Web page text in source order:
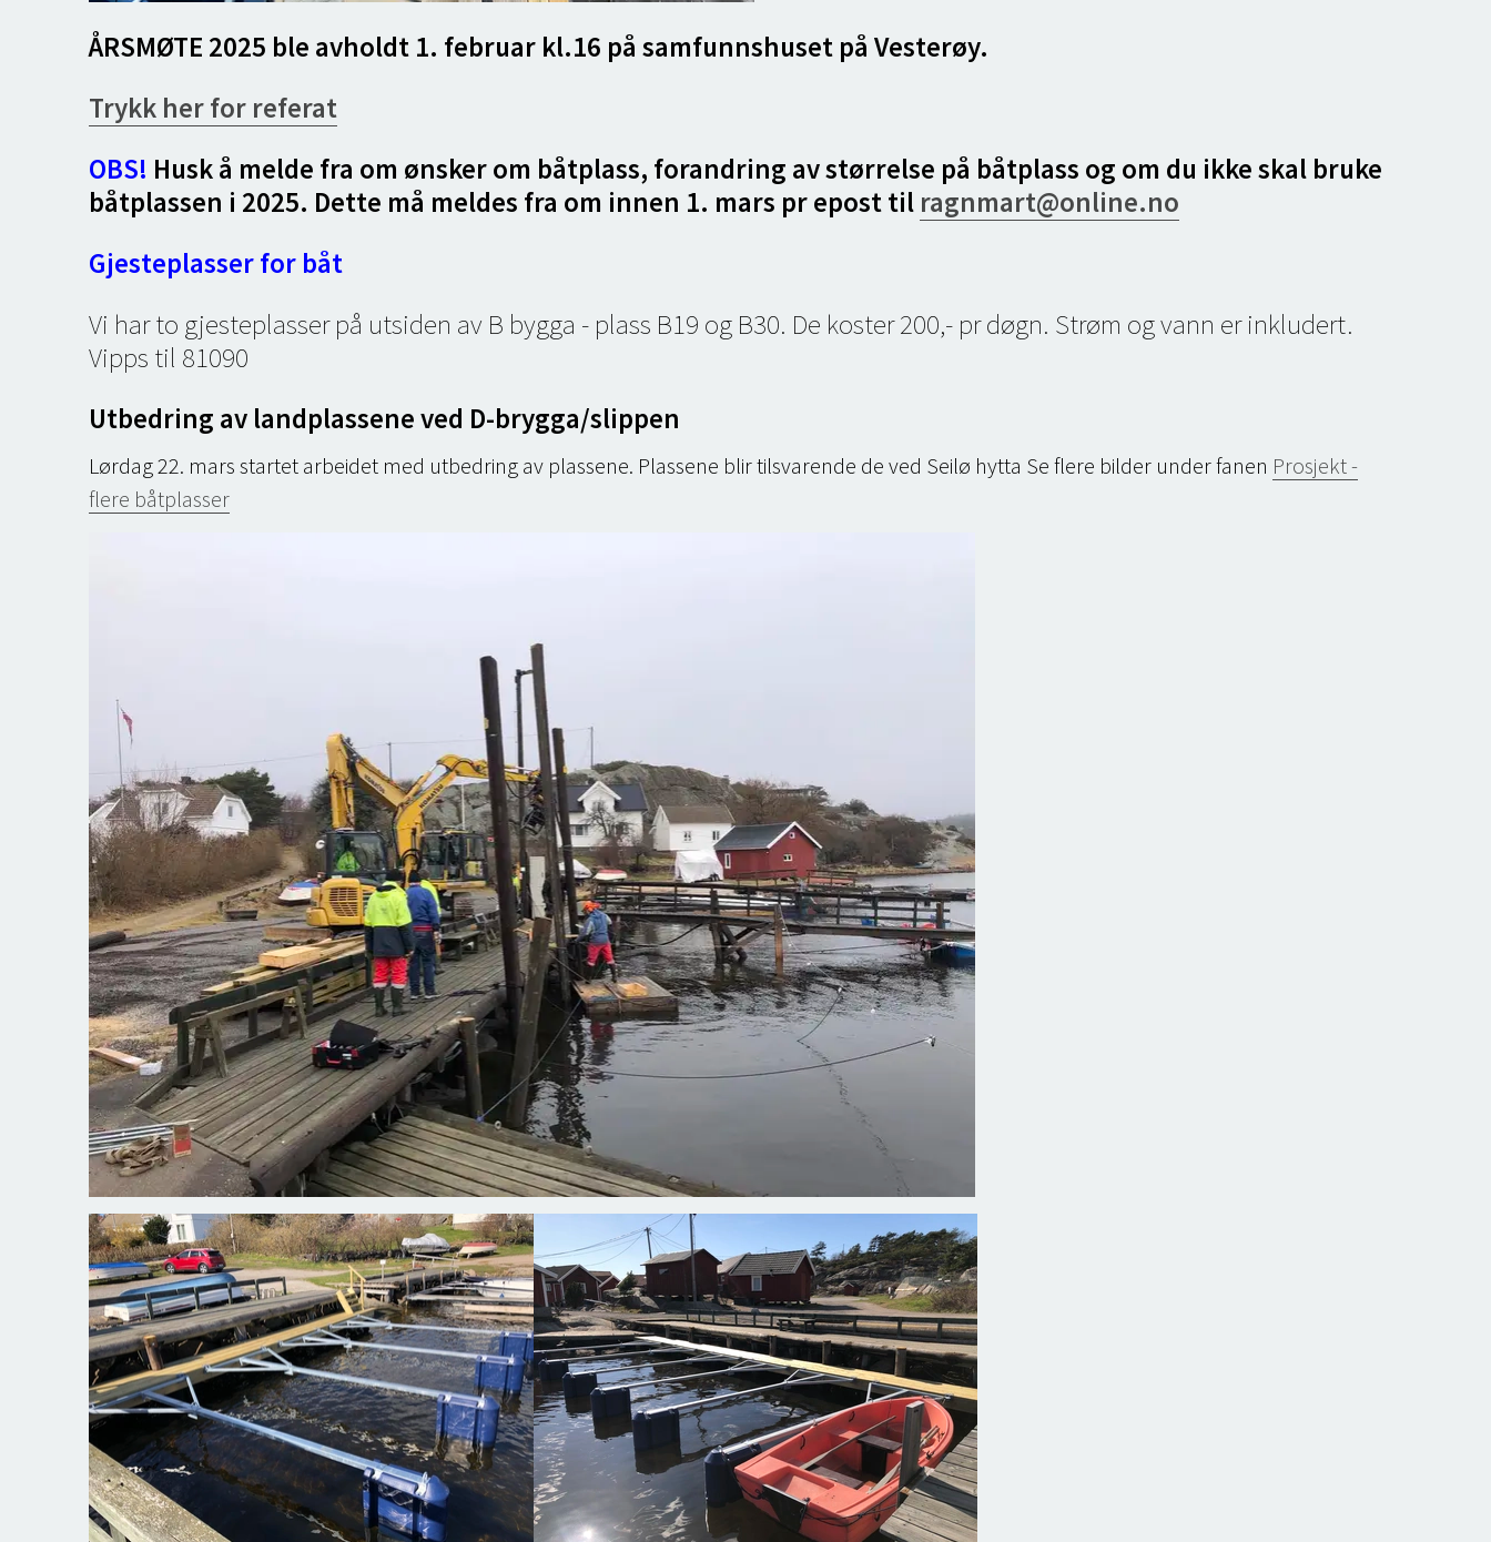
ÅRSMØTE 2025 ble avholdt 1. februar kl.16 på samfunnshuset på Vesterøy.
Trykk her for referat
OBS! Husk å melde fra om ønsker om båtplass, forandring av størrelse på båtplass og om du ikke skal bruke
båtplassen i 2025. Dette må meldes fra om innen 1. mars pr epost til ragnmart@online.no
Gjesteplasser for båt
Vi har to gjesteplasser på utsiden av B bygga - plass B19 og B30. De koster 200,- pr døgn. Strøm og vann er inkludert.
Vipps til 81090
Utbedring av landplassene ved D-brygga/slippen
Lørdag 22. mars startet arbeidet med utbedring av plassene. Plassene blir tilsvarende de ved Seilø hytta Se flere bilder under fanen Prosjekt -
flere båtplasser